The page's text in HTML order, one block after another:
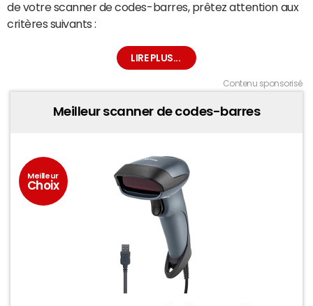
de votre scanner de codes-barres, prêtez attention aux
critères suivants :
Contenu sponsorisé
Meilleur scanner de codes-barres
Meilleur
Choix